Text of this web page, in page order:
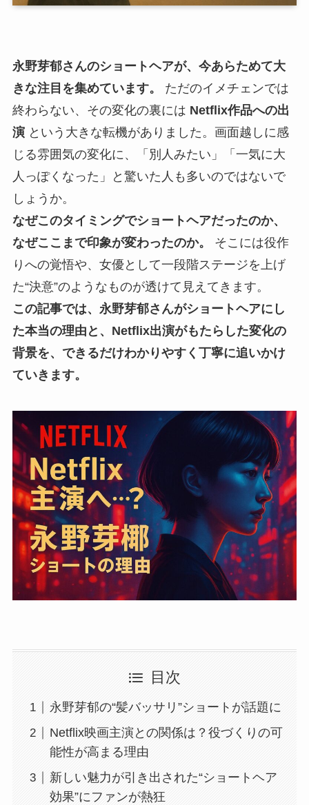
永野芽郁さんのショートヘアが、今あらためて大
きな注目を集めています。
ただのイメチェンでは
終わらない、その変化の裏には Netflix作品への出
演という大きな転機がありました。画面越しに感
じる雰囲気の変化に、「別人みたい」「一気に大
人っぽくなった」と驚いた人も多いのではないで
しょうか。
なぜこのタイミングでショートヘアだったのか、
なぜここまで印象が変わったのか。
そこには役作
りへの覚悟や、女優として一段階ステージを上げ
た“決意”のようなものが透けて見えてきます。
この記事では、永野芽郁さんがショートヘアにし
た本当の理由と、Netflix出演がもたらした変化の
背景を、できるだけわかりやすく丁寧に追いかけ
ていきます。
目次
永野芽郁の“髪バッサリ”ショートが話題に
Netflix映画主演との関係は？役づくりの可
能性が高まる理由
新しい魅力が引き出された“ショートヘア
効果”にファンが熱狂